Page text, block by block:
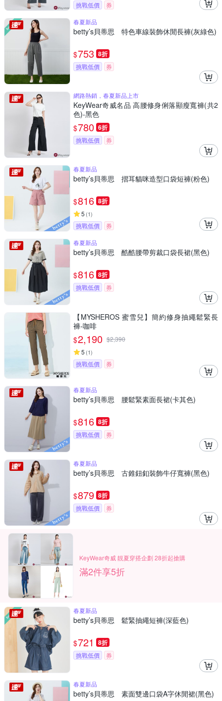
挑戰低價
券
春夏新品
betty’s貝蒂思 特色車線裝飾休閒長褲(灰綠色)
$753 8折
挑戰低價 券
網路熱銷，春夏新品上市
KeyWear奇威名品 高腰修身俐落顯瘦寬褲(共2
色)-黑色
$780 6折
挑戰低價 券
春夏新品
betty’s貝蒂思 摺耳貓咪造型口袋短褲(粉色)
$816 8折
5 (1)
挑戰低價
券
春夏新品
betty’s貝蒂思 酷酷腰帶剪裁口袋長裙(黑色)
$816 8折
挑戰低價 券
【MYSHEROS 蜜雪兒】簡約修身抽繩鬆緊長
褲-咖啡
$2,190 $2,390
5 (1)
挑戰低價 券
春夏新品
betty’s貝蒂思 腰鬆緊素面長裙(卡其色)
$816 8折
挑戰低價 券
春夏新品
betty’s貝蒂思 古錐鈕釦裝飾牛仔寬褲(黑色)
$879 8折
挑戰低價 券
KeyWear奇威 靚夏穿搭企劃 28折起搶購
滿2件享5折
春夏新品
betty’s貝蒂思 鬆緊抽繩短褲(深藍色)
$721 8折
挑戰低價 券
春夏新品
betty’s貝蒂思 素面雙邊口袋A字休閒裙(黑色)